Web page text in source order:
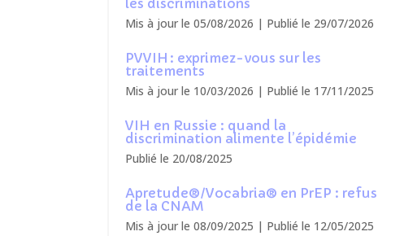
Mis à jour le 05/08/2026 | Publié le 29/07/2026
PVVIH : exprimez-vous sur les
traitements
Mis à jour le 10/03/2026 | Publié le 17/11/2025
VIH en Russie : quand la
discrimination alimente l’épidémie
Publié le 20/08/2025
Apretude®/Vocabria® en PrEP : refus
de la CNAM
Mis à jour le 08/09/2025 | Publié le 12/05/2025